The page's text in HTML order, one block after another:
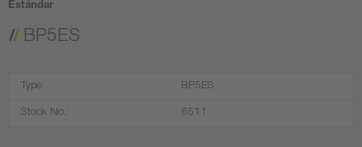
Estándar
BP5ES
Type: BP5ES
Stock No.: 6511